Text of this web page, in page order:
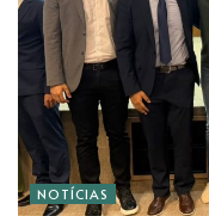
NOTÍCIAS